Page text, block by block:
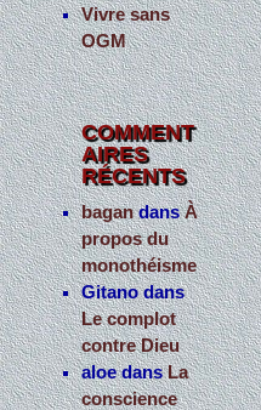
Vivre sans
OGM
COMMENT
AIRES
RÉCENTS
bagandansÀ
propos du
monothéisme
Gitanodans
Le complot
contre Dieu
aloedansLa
conscience